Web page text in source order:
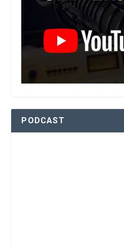
PODCAST